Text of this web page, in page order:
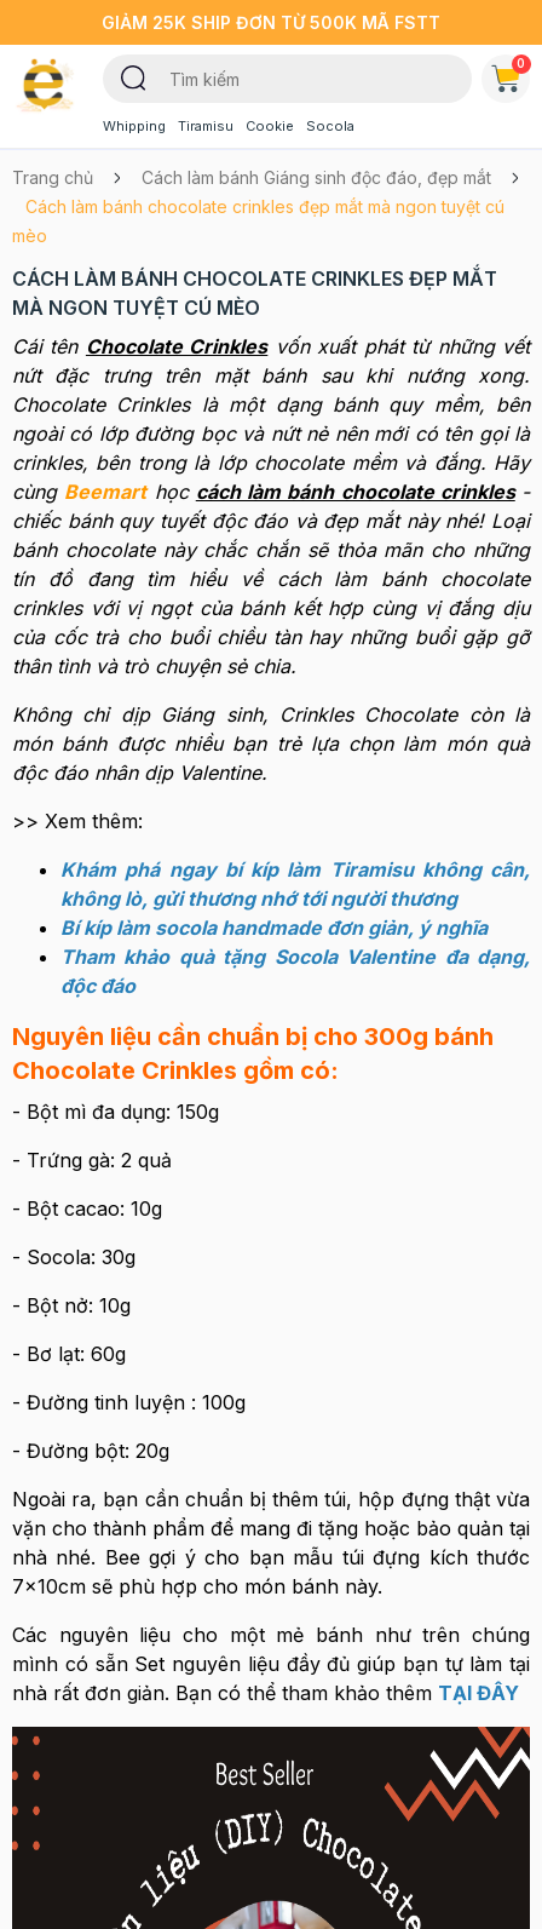
GIẢM 25K SHIP ĐƠN TỪ 500K MÃ FSTT
Whipping Tiramisu Cookie Socola
0
Trang chủ
Cách làm bánh Giáng sinh độc đáo, đẹp mắt
Cách làm bánh chocolate crinkles đẹp mắt mà ngon tuyệt cú
mèo
CÁCH LÀM BÁNH CHOCOLATE CRINKLES ĐẸP MẮT
MÀ NGON TUYỆT CÚ MÈO
Cái tên Chocolate Crinklesvốn xuất phát từ những vết
nứt đặc trưng trên mặt bánh sau khi nướng xong.
Chocolate Crinkles là một dạng bánh quy mềm, bên
ngoài có lớp đường bọc và nứt nẻ nên mới có tên gọi là
crinkles, bên trong là lớp chocolate mềm và đắng. Hãy
cùng Beemarthọc cách làm bánh chocolate crinkles -
chiếc bánh quy tuyết độc đáo và đẹp mắt này nhé! Loại
bánh chocolate này chắc chắn sẽ thỏa mãn cho những
tín đồ đang tìm hiểu về cách làm bánh chocolate
crinkles với vị ngọt của bánh kết hợp cùng vị đắng dịu
của cốc trà cho buổi chiều tàn hay những buổi gặp gỡ
thân tình và trò chuyện sẻ chia.
Không chỉ dịp Giáng sinh, Crinkles Chocolate còn là
món bánh được nhiều bạn trẻ lựa chọn làm món quà
độc đáo nhân dịp Valentine.
>> Xem thêm:
Khám phá ngay bí kíp làm Tiramisu không cân,
không lò, gửi thương nhớ tới người thương
Bí kíp làm socola handmade đơn giản, ý nghĩa
Tham khảo quà tặng Socola Valentine đa dạng,
độc đáo
Nguyên liệu cần chuẩn bị cho 300g bánh
Chocolate Crinkles gồm có:
- Bột mì đa dụng: 150g
- Trứng gà: 2 quả
- Bột cacao: 10g
- Socola: 30g
- Bột nở: 10g
- Bơ lạt: 60g
- Đường tinh luyện : 100g
- Đường bột: 20g
Ngoài ra, bạn cần chuẩn bị thêm túi, hộp đựng thật vừa
vặn cho thành phẩm để mang đi tặng hoặc bảo quản tại
nhà nhé. Bee gợi ý cho bạn mẫu túi đựng kích thước
7x10cm sẽ phù hợp cho món bánh này.
Các nguyên liệu cho một mẻ bánh như trên chúng
mình có sẵn Set nguyên liệu đầy đủ giúp bạn tự làm tại
nhà rất đơn giản. Bạn có thể tham khảo thêm TẠI ĐÂY